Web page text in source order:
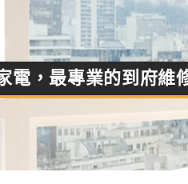
電，最專業的到府維